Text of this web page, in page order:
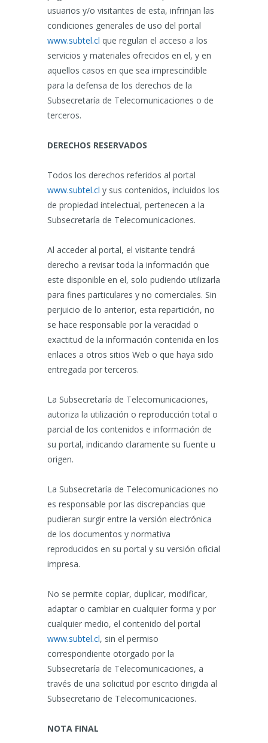
usuarios y/o visitantes de esta, infrinjan las
condiciones generales de uso del portal
www.subtel.cl que regulan el acceso a los
servicios y materiales ofrecidos en el, y en
aquellos casos en que sea imprescindible
para la defensa de los derechos de la
Subsecretaría de Telecomunicaciones o de
terceros.
DERECHOS RESERVADOS
Todos los derechos referidos al portal
www.subtel.cl y sus contenidos, incluidos los
de propiedad intelectual, pertenecen a la
Subsecretaría de Telecomunicaciones.
Al acceder al portal, el visitante tendrá
derecho a revisar toda la información que
este disponible en el, solo pudiendo utilizarla
para fines particulares y no comerciales. Sin
perjuicio de lo anterior, esta repartición, no
se hace responsable por la veracidad o
exactitud de la información contenida en los
enlaces a otros sitios Web o que haya sido
entregada por terceros.
La Subsecretaría de Telecomunicaciones,
autoriza la utilización o reproducción total o
parcial de los contenidos e información de
su portal, indicando claramente su fuente u
origen.
La Subsecretaría de Telecomunicaciones no
es responsable por las discrepancias que
pudieran surgir entre la versión electrónica
de los documentos y normativa
reproducidos en su portal y su versión oficial
impresa.
No se permite copiar, duplicar, modificar,
adaptar o cambiar en cualquier forma y por
cualquier medio, el contenido del portal
www.subtel.cl, sin el permiso
correspondiente otorgado por la
Subsecretaría de Telecomunicaciones, a
través de una solicitud por escrito dirigida al
Subsecretario de Telecomunicaciones.
NOTA FINAL